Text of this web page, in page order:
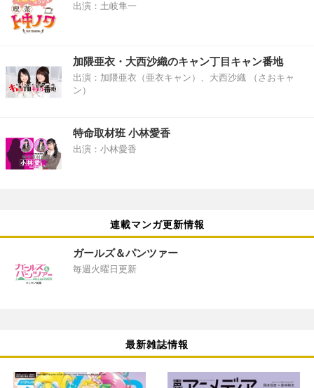
出演：土岐隼一
加隈亜衣・大西沙織のキャン丁目キャン番地
出演：加隈亜衣（亜衣キャン）、大西沙織 （さおキャ
ン）
特命取材班 小林愛香
出演：小林愛香
連載マンガ更新情報
ガールズ＆パンツァー
毎週火曜日更新
最新雑誌情報